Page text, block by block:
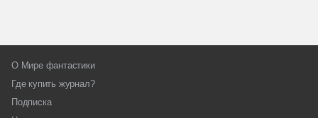
О Мире фантастики
Где купить журнал?
Подписка